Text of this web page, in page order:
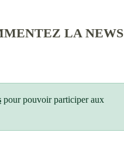
LA NEWS
pour pouvoir participer aux